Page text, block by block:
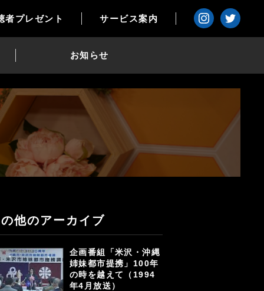
者プレゼント サービス案内
お知らせ
その他のアーカイブ
企画番組「米沢・沖縄
姉妹都市提携」100年
の時を越えて（1994
年4月放送）